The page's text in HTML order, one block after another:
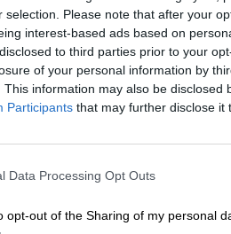
selection. Please note that after your
interest-based ads based on
to third parties prior to your
of your personal information by
This information may also be disclosed
Participants that may further disclose it
Data Processing Opt Outs
opt-out of the Sharing of my personal
odpowiedzialny
ul.
02-